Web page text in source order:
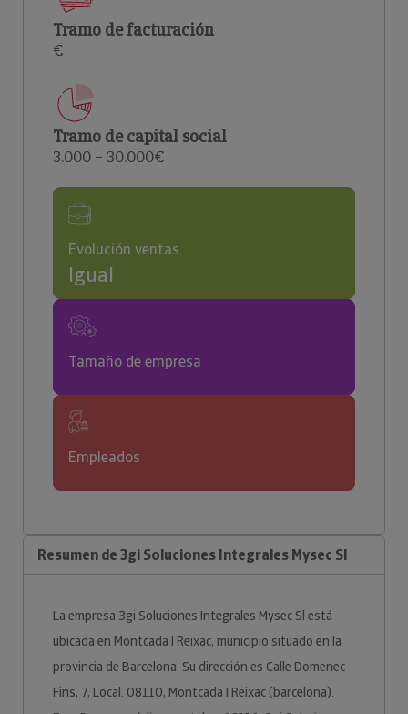
Tramo de facturación
€
Tramo de capital social
3.000 – 30.000€
Evolución ventas
Igual
Tamaño de empresa
Empleados
Resumen de 3gi Soluciones Integrales Mysec Sl
La empresa 3gi Soluciones Integrales Mysec Sl está
ubicada en Montcada I Reixac, municipio situado en la
provincia de Barcelona. Su dirección es Calle Domenec
Fins, 7, Local. 08110, Montcada I Reixac (barcelona).